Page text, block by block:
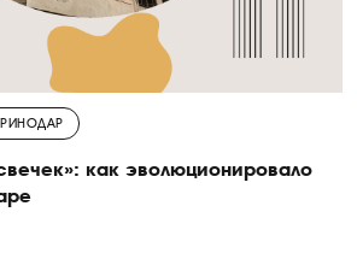
как эволюционировало